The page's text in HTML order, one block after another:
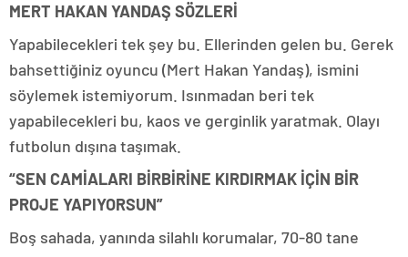
MERT HAKAN YANDAŞ SÖZLERİ
Yapabilecekleri tek şey bu. Ellerinden gelen bu. Gerek
bahsettiğiniz oyuncu (Mert Hakan Yandaş), ismini
söylemek istemiyorum. Isınmadan beri tek
yapabilecekleri bu, kaos ve gerginlik yaratmak. Olayı
futbolun dışına taşımak.
“SEN CAMİALARI BİRBİRİNE KIRDIRMAK İÇİN BİR
PROJE YAPIYORSUN”
Boş sahada, yanında silahlı korumalar, 70-80 tane